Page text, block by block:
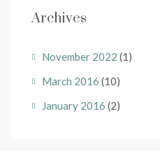
Archives
November 2022 (1)
March 2016 (10)
January 2016 (2)